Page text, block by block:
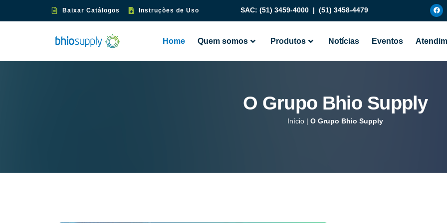
Baixar Catálogos Instruções de Uso SAC:(51) 3459-4000 |(51) 3458-4479
Home Quem somos Produtos Notícias Eventos
O Grupo Bhio Supply
Início | O Grupo Bhio Supply